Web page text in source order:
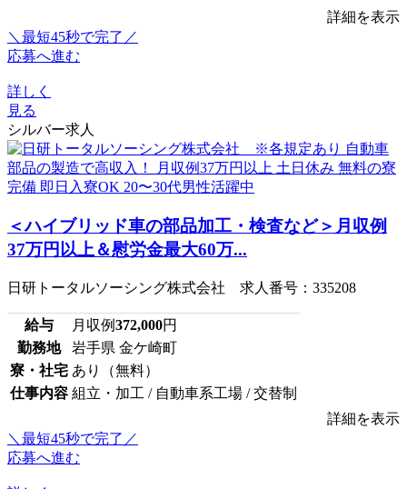
詳細を表示
＼最短45秒で完了／
応募へ進む
詳しく
見る
シルバー求人
＜ハイブリッド車の部品加工・検査など＞月収例
37万円以上＆慰労金最大60万...
日研トータルソーシング株式会社 求人番号：335208
給与 月収例372,000円
勤務地
岩手県 金ケ崎町
寮・社宅 あり（無料）
仕事内容 組立・加工 / 自動車系工場 / 交替制
詳細を表示
＼最短45秒で完了／
応募へ進む